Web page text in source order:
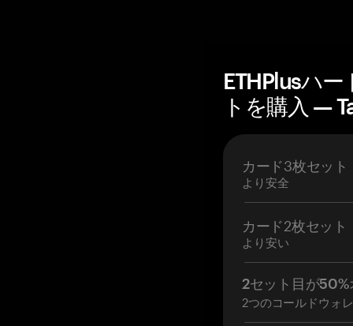
ETHPlusハ
トを購入 —
カード3枚セット
より安全
カード2枚セット
より安い
2セット目が50%
2つのコールドウォ